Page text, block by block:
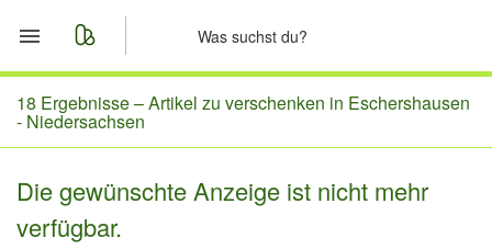
Start
Merkliste
Nachrichten
18 Ergebnisse –Artikel zu verschenken in Eschershausen
- Niedersachsen
Die gewünschte Anzeige ist nicht mehr
verfügbar.